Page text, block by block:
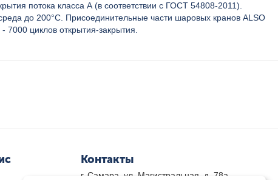
потока класса А (в соответствии с ГОСТ 54808-2011).
до 200°С. Присоединительные части шаровых кранов ALSO
циклов открытия-закрытия.
Контакты
г. Самара, ул. Магистральная, д. 78а